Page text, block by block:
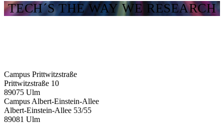
TECH´S THE WAY WE RESEARCH
Campus Prittwitzstraße
Prittwitzstraße 10
89075 Ulm
Campus Albert-Einstein-Allee
Albert-Einstein-Allee 53/​55
89081 Ulm